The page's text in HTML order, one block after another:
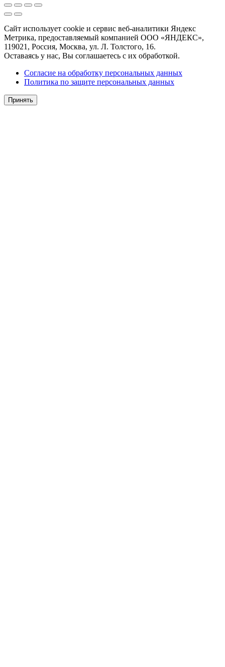
Сайт использует cookie и сервис веб-аналитики Яндекс
Метрика, предоставляемый компанией ООО «ЯНДЕКС»,
119021, Россия, Москва, ул. Л. Толстого, 16.
Оставаясь у нас, Вы соглашаетесь с их обработкой.
Согласие на обработку персональных данных
Политика по защите персональных данных
Принять